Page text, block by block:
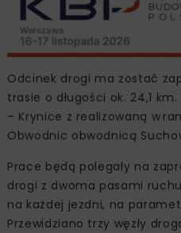
Odcinek drogi ma zostać
trasie o długości ok. 24,1 km.
– Krynice z realizowaną w
Obwodnic obwodnicą
Prace będą polegały na
drogi z dwoma pasami
na każdej jezdni, na
Przewidziano trzy węzły